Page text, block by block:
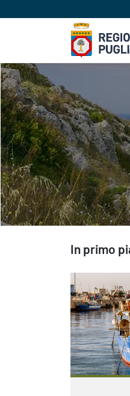
Home page
In primo